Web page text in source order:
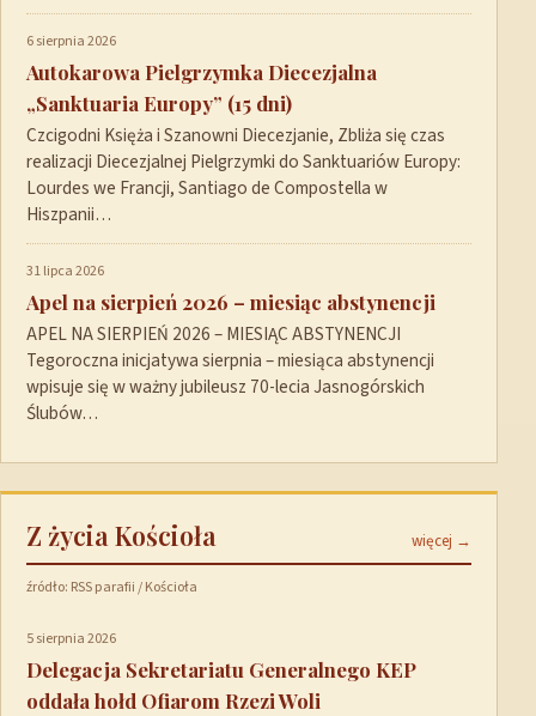
6 sierpnia 2026
Autokarowa Pielgrzymka Diecezjalna
„Sanktuaria Europy” (15 dni)
Czcigodni Księża i Szanowni Diecezjanie, Zbliża się czas
realizacji Diecezjalnej Pielgrzymki do Sanktuariów Europy:
Lourdes we Francji, Santiago de Compostella w
Hiszpanii…
31 lipca 2026
Apel na sierpień 2026 – miesiąc abstynencji
APEL NA SIERPIEŃ 2026 – MIESIĄC ABSTYNENCJI
Tegoroczna inicjatywa sierpnia – miesiąca abstynencji
wpisuje się w ważny jubileusz 70-lecia Jasnogórskich
Ślubów…
Z życia Kościoła więcej →
źródło: RSS parafii / Kościoła
5 sierpnia 2026
Delegacja Sekretariatu Generalnego KEP
oddała hołd Ofiarom Rzezi Woli